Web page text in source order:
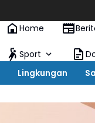
Home
Sport
Lingkungan